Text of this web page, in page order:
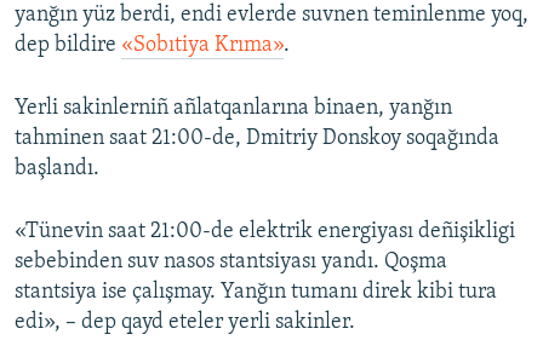
VİDEO
BLOGLAR
FİKİR
Русский
Українською
QOŞULIÑIZ!
yanğın yüz berdi, endi evlerde suvnen teminlenme yoq,
dep bildire «Sobıtiya Krıma».
Yerli sakinlerniñ añlatqanlarına binaen, yanğın
tahminen saat 21:00-de, Dmitriy Donskoy soqağında
başlandı.
«Tünevin saat 21:00-de elektrik energiyası deñişikligi
sebebinden suv nasos stantsiyası yandı. Qoşma
stantsiya ise çalışmay. Yanğın tumanı direk kibi tura
edi», – dep qayd eteler yerli sakinler.